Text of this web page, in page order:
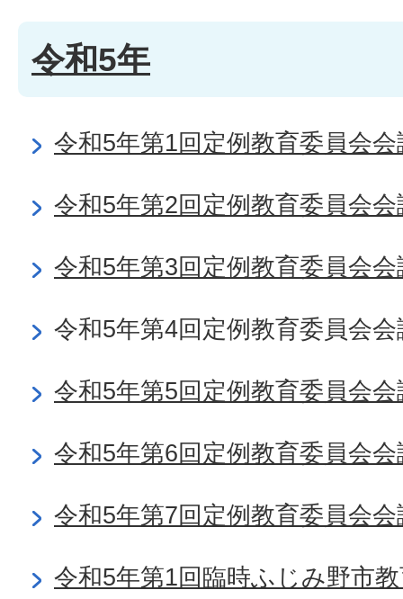
令和5年
令和5年第1回定例教育委員会会
令和5年第2回定例教育委員会会
令和5年第3回定例教育委員会会
令和5年第4回定例教育委員会会
令和5年第5回定例教育委員会会
令和5年第6回定例教育委員会会
令和5年第7回定例教育委員会会
令和5年第1回臨時ふじみ野市